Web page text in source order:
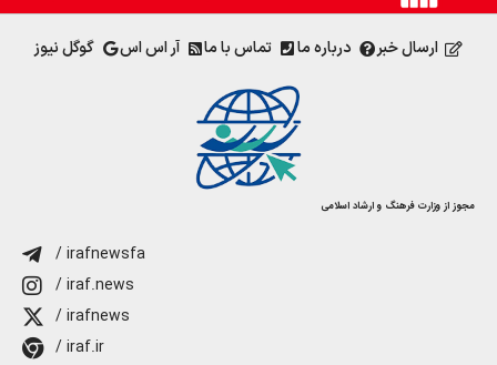
ارسال خبر درباره ما تماس با ما آر اس اس گوگل نیوز
مجوز از وزارت فرهنگ و ارشاد اسلامی
/ irafnewsfa
/ iraf.news
/ irafnews
/ iraf.ir